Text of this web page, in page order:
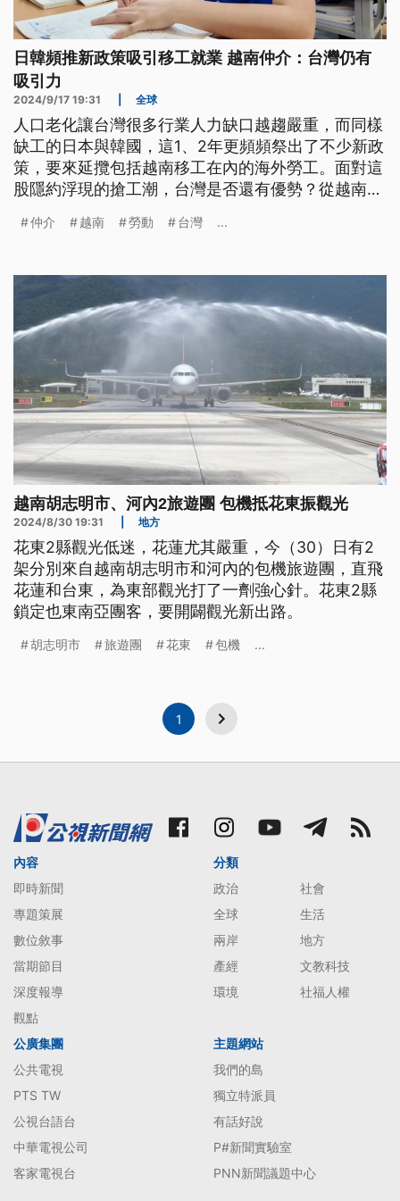
日韓頻推新政策吸引移工就業 越南仲介：台灣仍有
吸引力
2024/9/17 19:31 全球
人口老化讓台灣很多行業人力缺口越趨嚴重，而同樣
缺工的日本與韓國，這1、2年更頻頻祭出了不少新政
策，要來延攬包括越南移工在內的海外勞工。面對這
股隱約浮現的搶工潮，台灣是否還有優勢？從越南河
如何進行。
仲介 越南 勞動 台灣 ...
越南胡志明市、河內2旅遊團 包機抵花東振觀光
2024/8/30 19:31 地方
花東2縣觀光低迷，花蓮尤其嚴重，今（30）日有2
架分別來自越南胡志明市和河內的包機旅遊團，直飛
花蓮和台東，為東部觀光打了一劑強心針。花東2縣
鎖定也東南亞團客，要開闢觀光新出路。
胡志明市 旅遊團 花東 包機 ...
1
內容
即時新聞
專題策展
數位敘事
當期節目
深度報導
觀點
分類
政治
社會
全球
生活
兩岸
地方
產經
文教科技
環境
社福人權
公廣集團
公共電視
PTS TW
公視台語台
中華電視公司
客家電視台
主題網站
我們的島
獨立特派員
有話好說
P#新聞實驗室
PNN新聞議題中心